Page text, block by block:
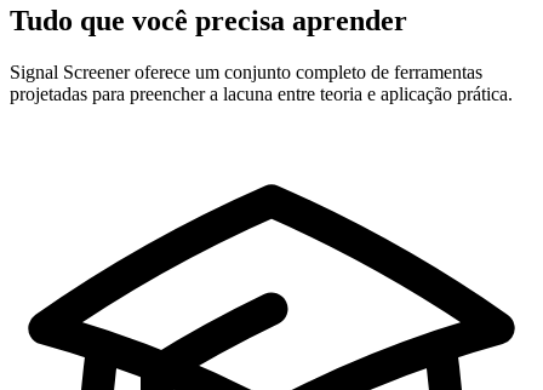
Tudo que você precisa aprender
Signal Screener oferece um conjunto completo de ferramentas
projetadas para preencher a lacuna entre teoria e aplicação prática.